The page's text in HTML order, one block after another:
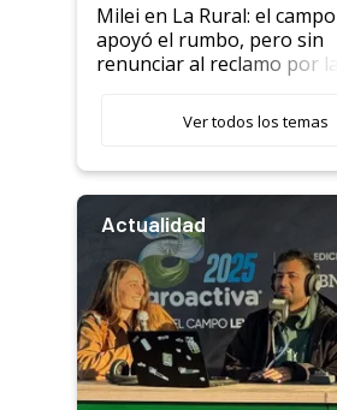
Milei en La Rural: el campo
apoyó el rumbo, pero sin
renunciar al reclamo por las
Ver todos los temas
Actualidad